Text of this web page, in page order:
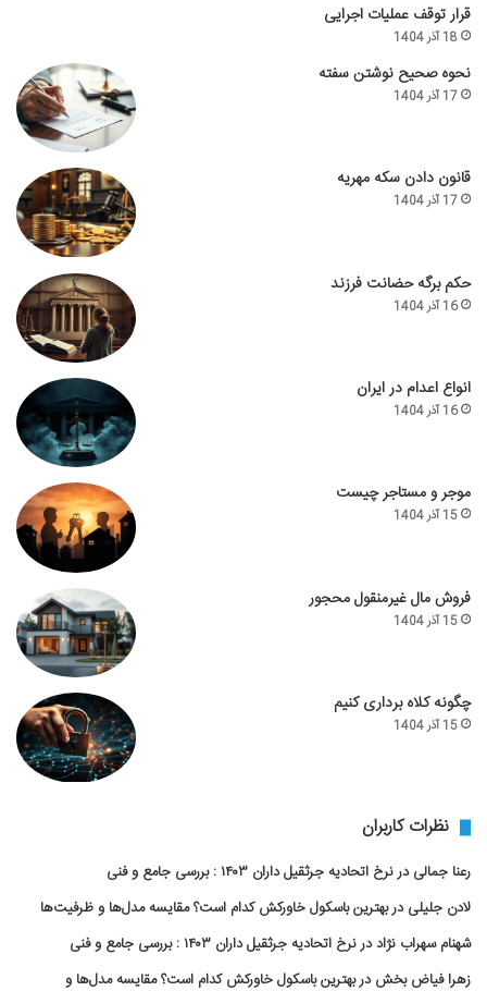
قرار توقف عملیات اجرایی
18 آذر 1404
نحوه صحیح نوشتن سفته
17 آذر 1404
قانون دادن سکه مهریه
17 آذر 1404
حکم برگه حضانت فرزند
16 آذر 1404
انواع اعدام در ایران
16 آذر 1404
موجر و مستاجر چیست
15 آذر 1404
فروش مال غیرمنقول محجور
15 آذر 1404
چگونه کلاه برداری کنیم
15 آذر 1404
نظرات کاربران
رعنا جمالیدرنرخ اتحادیه جرثقیل داران ۱۴۰۳ : بررسی جامع و فنی
لادن جلیلیدربهترین باسکول خاورکش کدام است؟ مقایسه مدل‌ها و ظرفیت‌ها
شهنام سهراب نژاددرنرخ اتحادیه جرثقیل داران ۱۴۰۳ : بررسی جامع و فنی
زهرا فیاض بخشدربهترین باسکول خاورکش کدام است؟ مقایسه مدل‌ها و